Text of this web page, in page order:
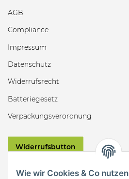
Wie wir Cookies & Co nutzen
AGB
Compliance
Impressum
Datenschutz
Widerrufsrecht
Batteriegesetz
Verpackungsverordnung
Widerrufsbutton